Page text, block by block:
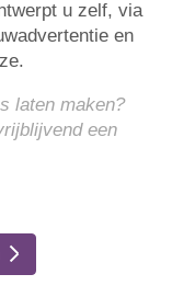
u zelf, via
en
laten maken?
een